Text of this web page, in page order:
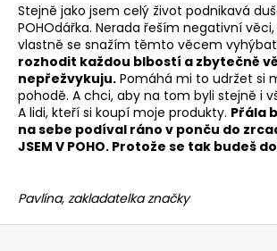
Stejně jako jsem celý život podnikavá
POHOdářka. Nerada řeším negativní
vlastně se snažím těmto věcem
rozhodit každou blbostí a zbytečně
nepřežvykuju. Pomáhá mi to udržet si
pohodě. A chci, aby na tom byli stejně i
A lidi, kteří si koupí moje produkty. Přála
na sebe podíval ráno v ponču do
JSEM V POHO. Protože se tak budeš
Pavlína, zakladatelka značky
Z